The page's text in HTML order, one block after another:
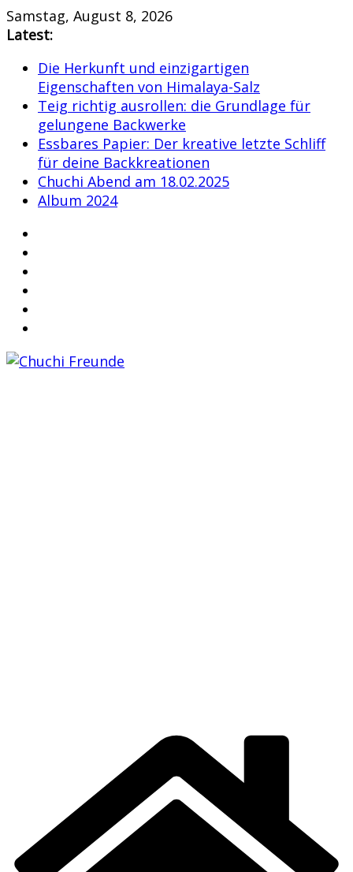
Skip
to
Samstag, August 8, 2026
Latest:
Die Herkunft und einzigartigen
Eigenschaften von Himalaya-Salz
Teig richtig ausrollen: die Grundlage für
gelungene Backwerke
Essbares Papier: Der kreative letzte Schliff
für deine Backkreationen
Chuchi Abend am 18.02.2025
Album 2024